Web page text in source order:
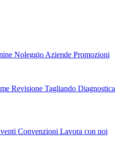
Noleggio Aziende Promozioni
Revisione Tagliando Diagnostica
Convenzioni Lavora con noi